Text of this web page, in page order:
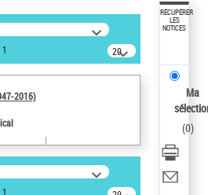
les
2016)
20
résultats/page
2016)
RÉCUPÉRER
LES
NOTICES
Ma
(0)